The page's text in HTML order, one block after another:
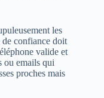
les
de confiance doit
valide et
ou emails qui
proches mais